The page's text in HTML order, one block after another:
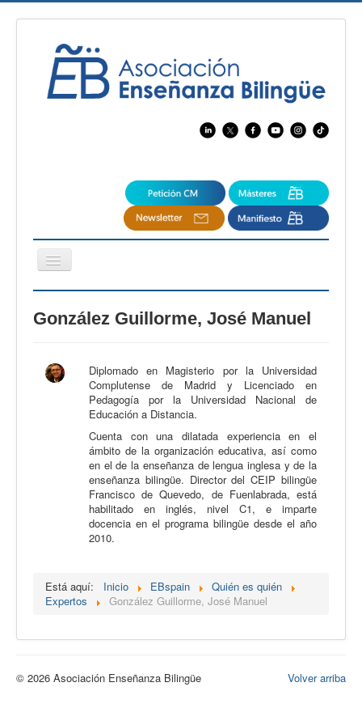
Cambiar
navegación
CertAcleB
Calidad
Artículos
Recursos
Observatorio EB
Contacto
González Guillorme, José Manuel
Diplomado en Magisterio por la Universidad
Complutense de Madrid y Licenciado en
Pedagogía por la Universidad Nacional de
Educación a Distancia.
Cuenta con una dilatada experiencia en el
ámbito de la organización educativa, así como
en el de la enseñanza de lengua inglesa y de la
enseñanza bilingüe. Director del CEIP bilingüe
Francisco de Quevedo, de Fuenlabrada, está
habilitado en inglés, nivel C1, e imparte
docencia en el programa bilingüe desde el año
2010.
Está aquí: Inicio EBspain
Quién es quién
Expertos
González Guillorme, José Manuel
Volver arriba
© 2026 Asociación Enseñanza Bilingüe